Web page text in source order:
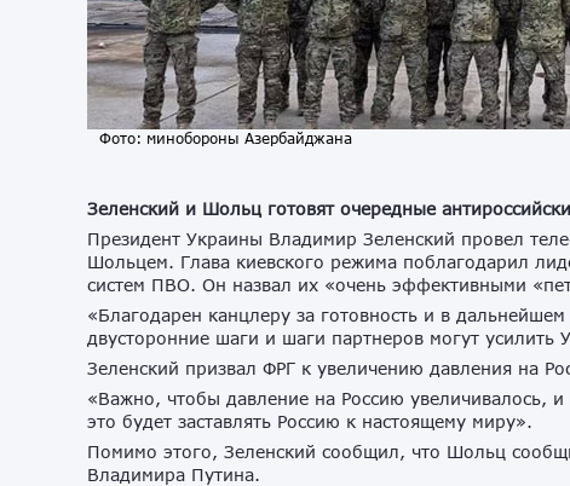
Фото: минобороны Азербайджана
Зеленский и Шольц готовят очередные
Президент Украины Владимир Зеленский провел
Шольцем. Глава киевского режима поблагодарил
систем ПВО. Он назвал их «очень эффективными
«Благодарен канцлеру за готовность и в
двусторонние шаги и шаги партнеров могут усилить
Зеленский призвал ФРГ к увеличению давления на
«Важно, чтобы давление на Россию увеличивалось,
это будет заставлять Россию к настоящему миру».
Помимо этого, Зеленский сообщил, что Шольц
Владимира Путина.